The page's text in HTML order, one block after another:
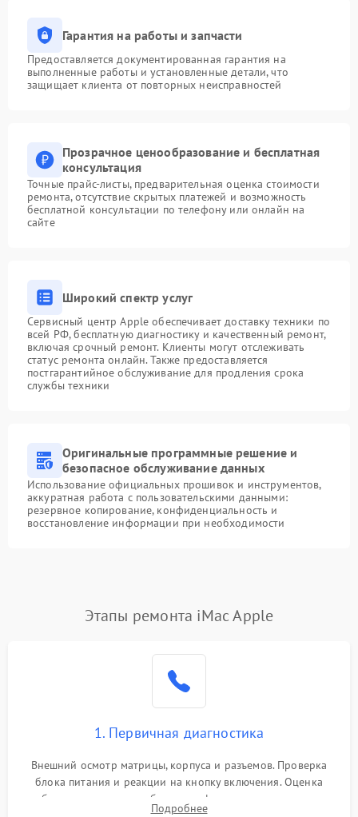
Гарантия на работы и запчасти
Предоставляется документированная гарантия на
выполненные работы и установленные детали, что
защищает клиента от повторных неисправностей
Прозрачное ценообразование и бесплатная
консультация
Точные прайс-листы, предварительная оценка стоимости
ремонта, отсутствие скрытых платежей и возможность
бесплатной консультации по телефону или онлайн на
сайте
Широкий спектр услуг
Сервисный центр Apple обеспечивает доставку техники по
всей РФ, бесплатную диагностику и качественный ремонт,
включая срочный ремонт. Клиенты могут отслеживать
статус ремонта онлайн. Также предоставляется
постгарантийное обслуживание для продления срока
службы техники
Оригинальные программные решение и
безопасное обслуживание данных
Использование официальных прошивок и инструментов,
аккуратная работа с пользовательскими данными:
резервное копирование, конфиденциальность и
восстановление информации при необходимости
Этапы ремонта iMac Apple
1. Первичная диагностика
Внешний осмотр матрицы, корпуса и разъемов. Проверка
блока питания и реакции на кнопку включения. Оценка
изображения, звука и работы периферии для сужения круга
Подробнее